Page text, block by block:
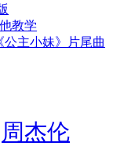
教学
主小妹》片尾曲
周杰伦